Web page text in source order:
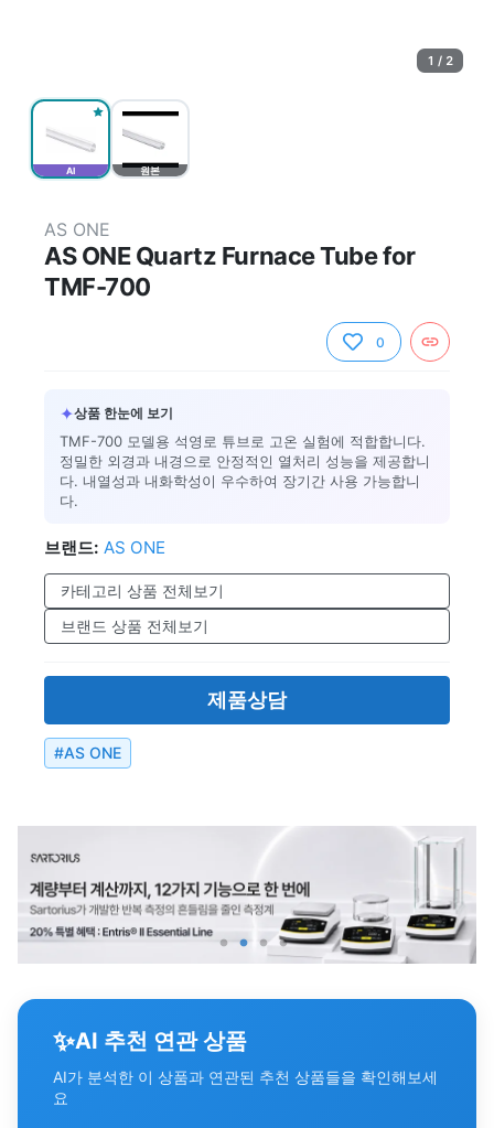
AI 원본
1 / 2
AS ONE
AS ONE Quartz Furnace Tube for
TMF-700
0
✦상품 한눈에 보기
TMF-700 모델용 석영로 튜브로 고온 실험에 적합합니다.
정밀한 외경과 내경으로 안정적인 열처리 성능을 제공합니
다. 내열성과 내화학성이 우수하여 장기간 사용 가능합니
다.
브랜드: AS ONE
카테고리 상품 전체보기
브랜드 상품 전체보기
제품상담
#AS ONE
✨AI 추천 연관 상품
AI가 분석한 이 상품과 연관된 추천 상품들을 확인해보세
요